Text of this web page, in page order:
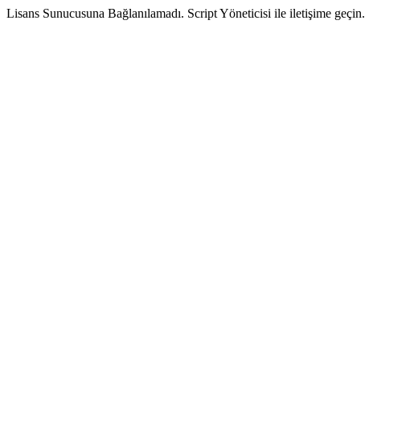
Lisans Sunucusuna Bağlanılamadı. Script Yöneticisi ile iletişime geçin.